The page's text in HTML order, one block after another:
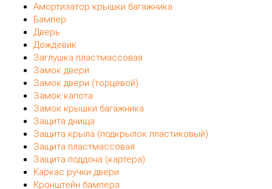
Амортизатор крышки багажника
Бампер
Дверь
Дождевик
Заглушка пластмассовая
Замок двери
Замок двери (торцевой)
Замок капота
Замок крышки багажника
Защита днища
Защита крыла (подкрылок пластиковый)
Защита пластмассовая
Защита поддона (картера)
Каркас ручки двери
Кронштейн бампера